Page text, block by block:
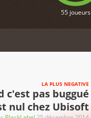
55 joueurs
LA PLUS NEGATIVE
c'est pas buggué
nul chez Ubisoft